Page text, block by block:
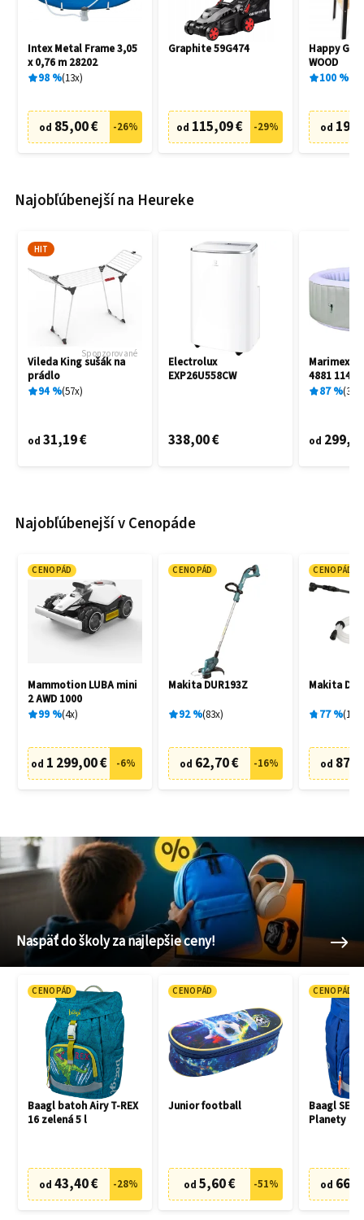
Intex Metal Frame 3,05
x 0,76 m 28202
98% 13x
od 85,00 € -26%
Graphite 59G474
od 115,09 € -29%
Happy
WOOD
100%
od
Najobľúbenejší na Heureke
HIT
Sponzorované
Vileda King sušák na
prádlo
94% 57x
od 31,19 €
Electrolux
EXP26U558CW
338,00 €
Marimex
4881
87% 3
od
Najobľúbenejší v Cenopáde
CENOPÁD
Mammotion LUBA mini
2 AWD 1000
99% 4x
od 1 299,00 € -6%
CENOPÁD
Makita DUR193Z
92% 83x
od 62,70 € -16%
CENOPÁD
Makita
77% 19
od
Naspäť do školy za najlepšie ceny!
CENOPÁD
Baagl batoh Airy T-REX
16 zelená 5 l
od 43,40 € -28%
CENOPÁD
Junior football
od 5,60 € -51%
CENOPÁD
Baagl SET
Planety
od